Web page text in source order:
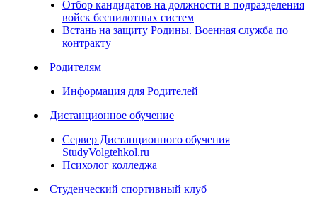
Отбор кандидатов на должности в подразделения
войск беспилотных систем
Встань на защиту Родины. Военная служба по
контракту
Родителям
Информация для Родителей
Дистанционное обучение
Сервер Дистанционного обучения
StudyVolgtehkol.ru
Психолог колледжа
Студенческий спортивный клуб